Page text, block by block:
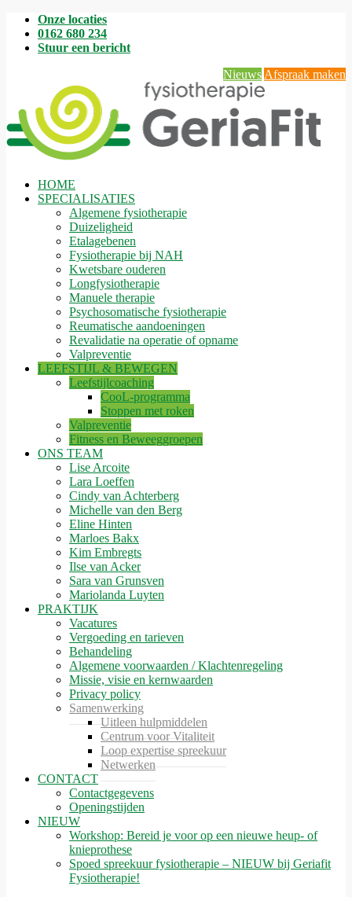
Onze locaties
0162 680 234
Stuur een bericht
Nieuws Afspraak maken
HOME
SPECIALISATIES
Algemene fysiotherapie
Duizeligheid
Etalagebenen
Fysiotherapie bij NAH
Kwetsbare ouderen
Longfysiotherapie
Manuele therapie
Psychosomatische fysiotherapie
Reumatische aandoeningen
Revalidatie na operatie of opname
Valpreventie
LEEFSTIJL & BEWEGEN
Leefstijlcoaching
CooL-programma
Stoppen met roken
Valpreventie
Fitness en Beweeggroepen
ONS TEAM
Lise Arcoite
Lara Loeffen
Cindy van Achterberg
Michelle van den Berg
Eline Hinten
Marloes Bakx
Kim Embregts
Ilse van Acker
Sara van Grunsven
Mariolanda Luyten
PRAKTIJK
Vacatures
Vergoeding en tarieven
Behandeling
Algemene voorwaarden / Klachtenregeling
Missie, visie en kernwaarden
Privacy policy
Samenwerking
Uitleen hulpmiddelen
Centrum voor Vitaliteit
Loop expertise spreekuur
Netwerken
CONTACT
Contactgegevens
Openingstijden
NIEUW
Workshop: Bereid je voor op een nieuwe heup- of
knieprothese
Spoed spreekuur fysiotherapie – NIEUW bij Geriafit
Fysiotherapie!